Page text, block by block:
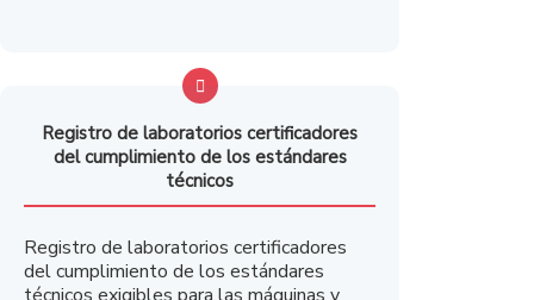
Registro de laboratorios certificadores
del cumplimiento de los estándares
técnicos
Registro de laboratorios certificadores
del cumplimiento de los estándares